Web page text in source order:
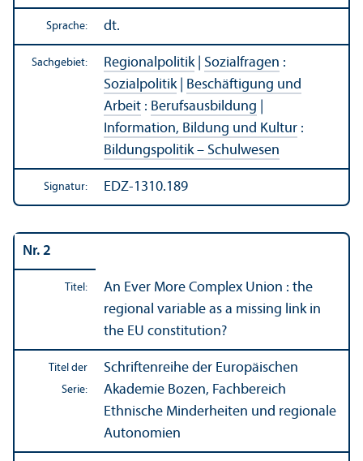
Sprache: dt.
Sachgebiet: Regionalpolitik| Sozialfragen :
Sozialpolitik| Beschäftigung und
Arbeit : Berufsausbildung
Information, Bildung und Kultur :
Bildungs­politik – Schulwesen
Signatur: EDZ-1310.189
Nr. 2
Titel:
An Ever More Complex Union : the
regional variable as a missing link in
the EU constitution?
Titel der
Serie:
Schriftenreihe der Europäischen
Akademie Bozen, Fach­bereich
Ethnische Minderheiten und regionale
Autonomien